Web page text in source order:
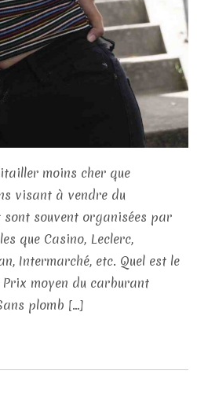
moins cher que
visant à vendre du
souvent organisées par
que Casino, Leclerc,
Intermarché, etc. Quel est le
Prix ​​moyen du carburant
plomb […]